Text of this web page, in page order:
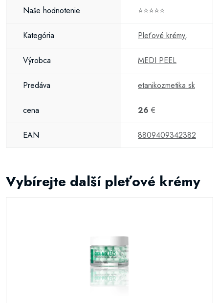
Naše hodnotenie ⭐⭐⭐⭐⭐
Kategória Pleťové krémy,
Výrobca MEDI PEEL
Predáva etanikozmetika.sk
cena 26 €
EAN 8809409342382
Vybírejte další pleťové krémy